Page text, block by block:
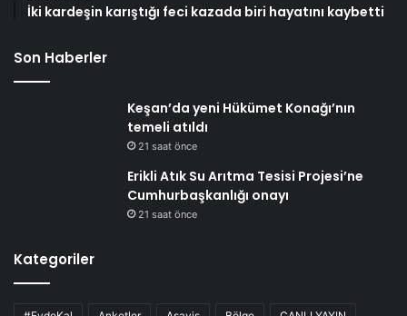
İki kardeşin karıştığı feci kazada biri hayatını kaybetti
Son Haberler
Keşan’da yeni Hükümet Konağı’nın
temeli atıldı
21 saat önce
Erikli Atık Su Arıtma Tesisi Projesi’ne
Cumhurbaşkanlığı onayı
21 saat önce
Kategoriler